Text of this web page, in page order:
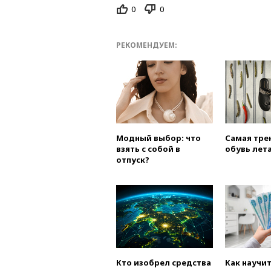
0 0
РЕКОМЕНДУЕМ:
Модный выбор: что
взять с собой в
отпуск?
Самая
обувь
Кто изобрел средства
Как